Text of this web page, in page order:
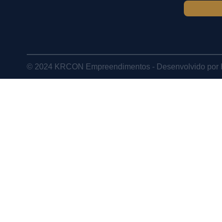
© 2024 KRCON Empreendimentos - Desenvolvido por